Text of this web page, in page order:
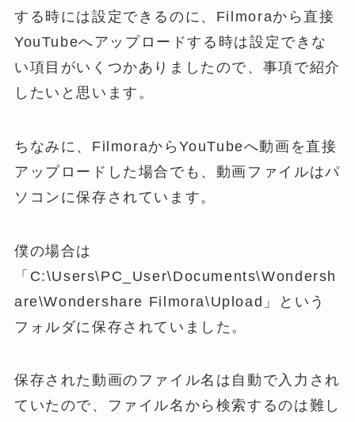
する時には設定できるのに、Filmoraから直接
YouTubeへアップロードする時は設定できな
い項目がいくつかありましたので、事項で紹介
したいと思います。
ちなみに、FilmoraからYouTubeへ動画を直接
アップロードした場合でも、動画ファイルはパ
ソコンに保存されています。
僕の場合は
「C:\Users\PC_User\Documents\Wondersh
are\Wondershare Filmora\Upload」という
フォルダに保存されていました。
保存された動画のファイル名は自動で入力され
ていたので、ファイル名から検索するのは難し